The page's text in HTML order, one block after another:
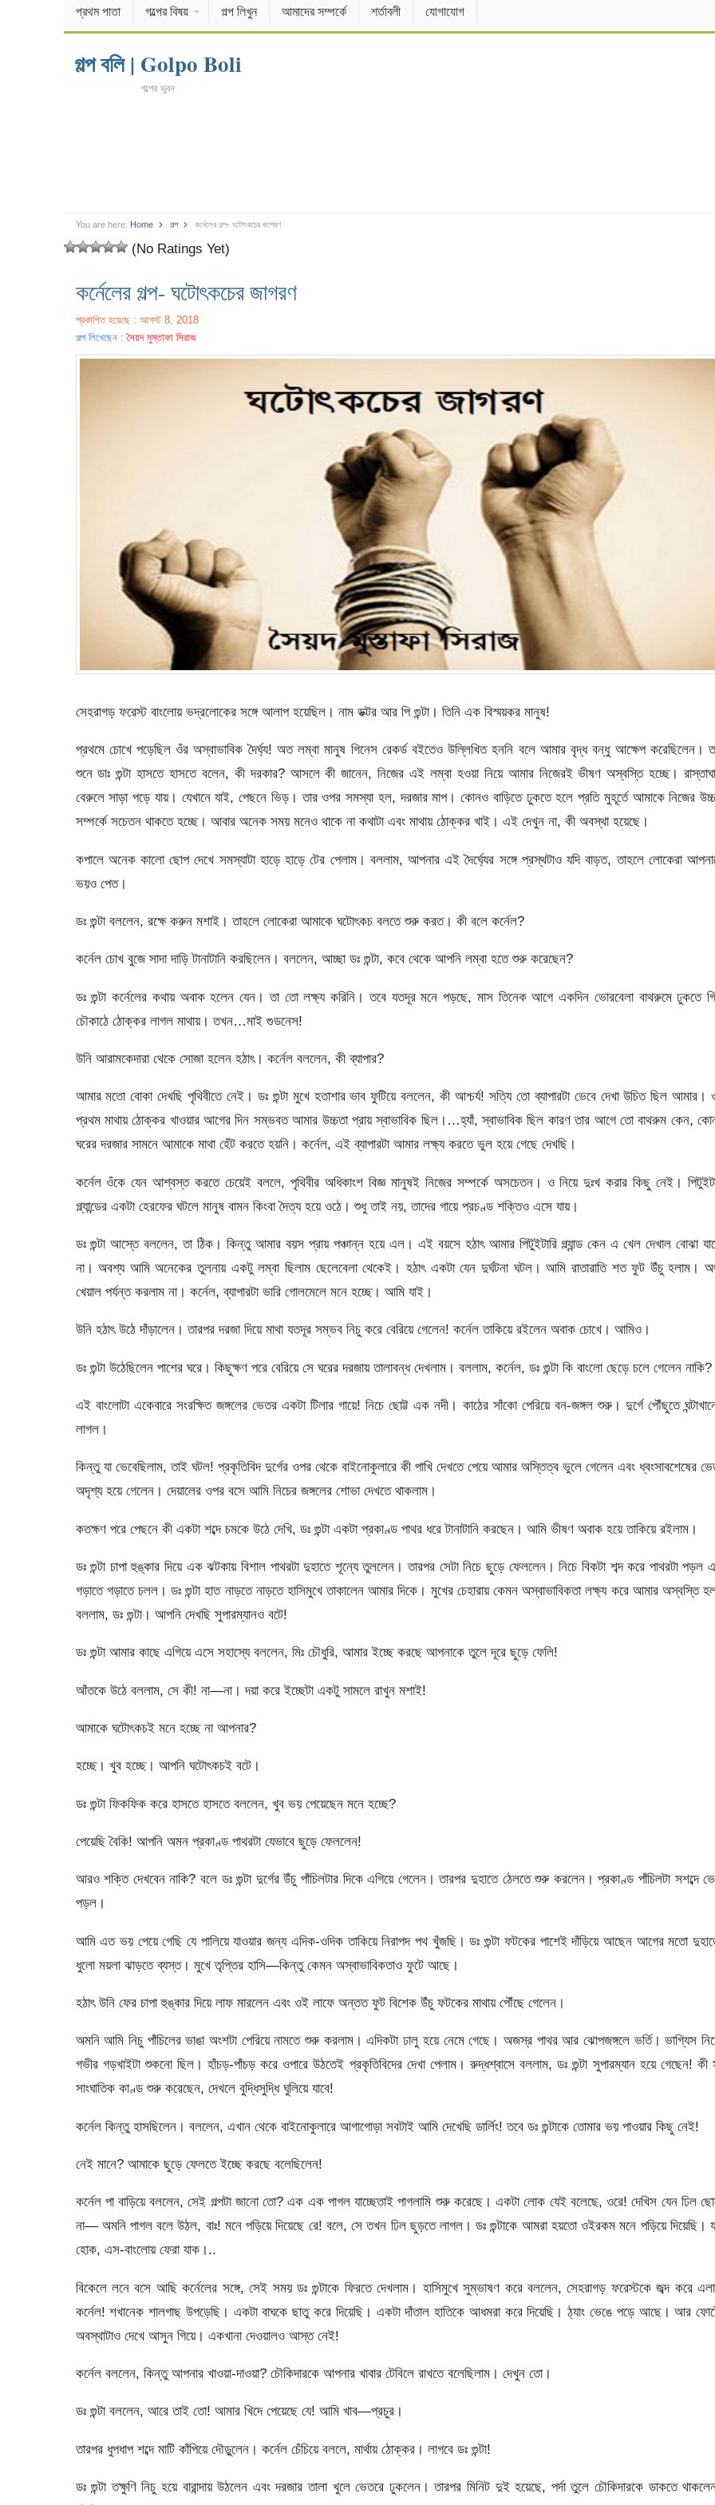
প্রথম পাতা গল্পের বিষয় গল্প লিখুন আমাদের সম্পর্কে শর্তাবলী যোগাযোগ
গল্প বলি | Golpo Boli
গল্পের ভুবন
You are here: Home গল্প কর্নেলের গল্প- ঘটোৎকচের জাগরণ
(No Ratings Yet)
কর্নেলের গল্প- ঘটোৎকচের জাগরণ
প্রকাশিত হয়েছে : আগস্ট 8, 2018
গল্প লিখেছেন :সৈয়দ মুস্তাফা সিরাজ
সেহরাগড় ফরেস্ট বাংলোয় ভদ্রলোকের সঙ্গে আলাপ হয়েছিল। নাম ডক্টর আর পি গুন্টা। তিনি এক বিস্ময়কর মানুষ!
প্রথমে চোখে পড়েছিল ওঁর অস্বাভাবিক দৈর্ঘ্য! অত লম্বা মানুষ গিনেস রেকর্ড বইতেও উল্লিখিত হননি বলে আমার বৃদ্ধ বন্ধু আক্ষেপ করেছিলেন।
শুনে ডাঃ গুন্টা হাসতে হাসতে বলেন, কী দরকার? আসলে কী জানেন, নিজের এই লম্বা হওয়া নিয়ে আমার নিজেরই ভীষণ অস্বস্তি হচ্ছে।
বেরুলে সাড়া পড়ে যায়। যেখানে যাই, পেছনে ভিড়। তার ওপর সমস্যা হল, দরজার মাপ। কোনও বাড়িতে ঢুকতে হলে প্রতি মুহূর্তে আমাকে নিজের
সম্পর্কে সচেতন থাকতে হচ্ছে। আবার অনেক সময় মনেও থাকে না কথাটা এবং মাথায় ঠোক্কর খাই। এই দেখুন না, কী অবস্থা হয়েছে।
কপালে অনেক কালো ছোপ দেখে সমস্যাটা হাড়ে হাড়ে টের পেলাম। বললাম, আপনার এই দৈর্ঘ্যের সঙ্গে প্রস্থটাও যদি বাড়ত, তাহলে লোকেরা
ভয়ও পেত।
ডঃ গুন্টা বললেন, রক্ষে করুন মশাই। তাহলে লোকেরা আমাকে ঘটোৎকচ বলতে শুরু করত। কী বলে কর্নেল?
কর্নেল চোখ বুজে সাদা দাড়ি টানাটানি করছিলেন। বললেন, আচ্ছা ডঃ গুন্টা, কবে থেকে আপনি লম্বা হতে শুরু করেছেন?
ডঃ গুন্টা কর্নেলের কথায় অবাক হলেন যেন। তা তো লক্ষ্য করিনি। তবে যতদূর মনে পড়ছে, মাস তিনেক আগে একদিন ভোরবেলা বাথরুমে ঢুকতে
চৌকাঠে ঠোক্কর লাগল মাথায়। তখন…মাই গুডনেস!
উনি আরামকেদারা থেকে সোজা হলেন হঠাৎ। কর্নেল বললেন, কী ব্যাপার?
আমার মতো বোকা দেখছি পৃথিবীতে নেই। ডঃ গুন্টা মুখে হতাশার ভাব ফুটিয়ে বললেন, কী আশ্চর্য! সত্যি তো ব্যাপারটা ভেবে দেখা উচিত ছিল আমার।
প্রথম মাথায় ঠোক্কর খাওয়ার আগের দিন সম্ভবত আমার উচ্চতা প্রায় স্বাভাবিক ছিল।…হ্যাঁ, স্বাভাবিক ছিল কারণ তার আগে তো বাথরুম কেন,
ঘরের দরজার সামনে আমাকে মাথা হেঁট করতে হয়নি। কর্নেল, এই ব্যাপারটা আমার লক্ষ্য করতে ভুল হয়ে গেছে দেখছি।
কর্নেল ওঁকে যেন আশ্বস্ত করতে চেয়েই বললে, পৃথিবীর অধিকাংশ বিজ্ঞ মানুষই নিজের সম্পর্কে অসচেতন। ও নিয়ে দুঃখ করার কিছু নেই।
গ্ল্যান্ডের একটা হেরফের ঘটলে মানুষ বামন কিংবা দৈত্য হয়ে ওঠে। শুধু তাই নয়, তাদের গায়ে প্রচণ্ড শক্তিও এসে যায়।
ডঃ গুন্টা আস্তে বললেন, তা ঠিক। কিন্তু আমার বয়স প্রায় পঞ্চান্ন হয়ে এল। এই বয়সে হঠাৎ আমার পিটুইটারি গ্ল্যান্ড কেন এ খেল দেখাল বোঝা
না। অবশ্য আমি অনেকের তুলনায় একটু লম্বা ছিলাম ছেলেবেলা থেকেই। হঠাৎ একটা যেন দুর্ঘটনা ঘটল। আমি রাতারাতি শত ফুট উঁচু হলাম।
খেয়াল পর্যন্ত করলাম না। কর্নেল, ব্যাপারটা ভারি গোলমেলে মনে হচ্ছে। আমি যাই।
উনি হঠাৎ উঠে দাঁড়ালেন। তারপর দরজা দিয়ে মাথা যতদূর সম্ভব নিচু করে বেরিয়ে গেলেন! কর্নেল তাকিয়ে রইলেন অবাক চোখে। আমিও।
ডঃ গুন্টা উঠেছিলেন পাশের ঘরে। কিছুক্ষণ পরে বেরিয়ে সে ঘরের দরজায় তালাবন্ধ দেখলাম। বললাম, কর্নেল, ডঃ গুন্টা কি বাংলো ছেড়ে চলে গেলেন নাকি?
এই বাংলোটা একেবারে সংরক্ষিত জঙ্গলের ভেতর একটা টিলার গায়ে! নিচে ছোট্ট এক নদী। কাঠের সাঁকো পেরিয়ে বন-জঙ্গল শুরু। দুর্গে পৌঁছুতে
লাগল।
কিন্তু যা ভেবেছিলাম, তাই ঘটল! প্রকৃতিবিদ দুর্গের ওপর থেকে বাইনোকুলারে কী পাখি দেখতে পেয়ে আমার অস্তিত্ব ভুলে গেলেন এবং ধ্বংসাবশেষের
অদৃশ্য হয়ে গেলেন। দেয়ালের ওপর বসে আমি নিচের জঙ্গলের শোভা দেখতে থাকলাম।
কতক্ষণ পরে পেছনে কী একটা শব্দে চমকে উঠে দেখি, ডঃ গুন্টা একটা প্রকাণ্ড পাথর ধরে টানাটানি করছেন। আমি ভীষণ অবাক হয়ে তাকিয়ে রইলাম।
ডঃ গুন্টা চাপা হুঙ্কার দিয়ে এক ঝটকায় বিশাল পাথরটা দুহাতে শূন্যে তুললেন। তারপর সেটা নিচে ছুড়ে ফেললেন। নিচে বিকটা শব্দ করে পাথরটা পড়ল
গড়াতে গড়াতে চলল। ডঃ গুন্টা হাত নাড়তে নাড়তে হাসিমুখে তাকালেন আমার দিকে। মুখের চেহারায় কেমন অস্বাভাবিকতা লক্ষ্য করে আমার অস্বস্তি
বললাম, ডঃ গুন্টা। আপনি দেখছি সুপারম্যানও বটে!
ডঃ গুন্টা আমার কাছে এগিয়ে এসে সহাস্যে বললেন, মিঃ চৌধুরি, আমার ইচ্ছে করছে আপনাকে তুলে দূরে ছুড়ে ফেলি!
আঁতকে উঠে বললাম, সে কী! না—না। দয়া করে ইচ্ছেটা একটু সামলে রাখুন মশাই!
আমাকে ঘটোৎকচই মনে হচ্ছে না আপনার?
হচ্ছে। খুব হচ্ছে। আপনি ঘটোৎকচই বটে।
ডঃ গুন্টা ফিকফিক করে হাসতে হাসতে বললেন, খুব ভয় পেয়েছেন মনে হচ্ছে?
পেয়েছি বৈকি! আপনি অমন প্রকাণ্ড পাথরটা যেভাবে ছুড়ে ফেললেন!
আরও শক্তি দেখবেন নাকি? বলে ডঃ গুন্টা দুর্গের উঁচু পাঁচিলটার দিকে এগিয়ে গেলেন। তারপর দুহাতে ঠেলতে শুরু করলেন। প্রকাণ্ড পাঁচিলটা সশব্দে
পড়ল।
আমি এত ভয় পেয়ে গেছি যে পালিয়ে যাওয়ার জন্য এদিক-ওদিক তাকিয়ে নিরাপদ পথ খুঁজছি। ডঃ গুন্টা ফটকের পাশেই দাঁড়িয়ে আছেন আগের মতো
ধুলো ময়লা ঝাড়তে ব্যস্ত। মুখে তৃপ্তির হাসি—কিন্তু কেমন অস্বাভাবিকতাও ফুটে আছে।
হঠাৎ উনি ফের চাপা হুঙ্কার দিয়ে লাফ মারলেন এবং ওই লাফে অন্তত ফুট বিশেক উঁচু ফটকের মাথায় পৌঁছে গেলেন।
অমনি আমি নিচু পাঁচিলের ভাঙা অংশটা পেরিয়ে নামতে শুরু করলাম। এদিকটা ঢালু হয়ে নেমে গেছে। অজস্র পাথর আর ঝোপজঙ্গলে ভর্তি। ভাগ্যিস
গভীর গড়খাইটা শুকনো ছিল। হাঁচড়-পাঁচড় করে ওপারে উঠতেই প্রকৃতিবিদের দেখা পেলাম। রুদ্ধশ্বাসে বললাম, ডঃ গুন্টা সুপারম্যান হয়ে গেছেন! কী
সাংঘাতিক কাণ্ড শুরু করেছেন, দেখলে বুদ্ধিসুদ্ধি ঘুলিয়ে যাবে!
কর্নেল কিন্তু হাসছিলেন। বললেন, এখান থেকে বাইনোকুলারে আগাগোড়া সবটাই আমি দেখেছি ডার্লিং! তবে ডঃ গুন্টাকে তোমার ভয় পাওয়ার কিছু নেই!
নেই মানে? আমাকে ছুড়ে ফেলতে ইচ্ছে করছে বলেছিলেন!
কর্নেল পা বাড়িয়ে বললেন, সেই গল্পটা জানো তো? এক এক পাগল যাচ্ছেতাই পাগলামি শুরু করেছে। একটা লোক যেই বলেছে, ওরে! দেখিস যেন ঢিল
না— অমনি পাগল বলে উঠল, বাঃ! মনে পড়িয়ে দিয়েছে রে! বলে, সে তখন ঢিল ছুড়তে লাগল। ডঃ গুন্টাকে আমরা হয়তো ওইরকম মনে পড়িয়ে দিয়েছি।
হোক, এস-বাংলোয় ফেরা যাক।..
বিকেলে লনে বসে আছি কর্নেলের সঙ্গে, সেই সময় ডঃ গুন্টাকে ফিরতে দেখলাম। হাসিমুখে সুম্ভাষণ করে বললেন, সেহরাগড় ফরেস্টকে জব্দ করে
কর্নেল! শখানেক শালগাছ উপড়েছি। একটা বাঘকে ছাতু করে দিয়েছি। একটা দাঁতাল হাতিকে আধমরা করে দিয়েছি। ঠ্যাং ভেঙে পড়ে আছে। আর
অবস্থাটাও দেখে আসুন গিয়ে। একখানা দেওয়ালও আস্ত নেই!
কর্নেল বললেন, কিন্তু আপনার খাওয়া-দাওয়া? চৌকিদারকে আপনার খাবার টেবিলে রাখতে বলেছিলাম। দেখুন তো।
ডঃ গুন্টা বললেন, আরে তাই তো! আমার খিদে পেয়েছে যে! আমি খাব—প্রচুর।
তারপর ধুপধাপ শব্দে মাটি কাঁপিয়ে দৌড়ুলেন। কর্নেল চেঁচিয়ে বললে, মার্থায় ঠোক্কর। লাগবে ডঃ গুন্টা!
ডঃ গুন্টা তক্ষুণি নিচু হয়ে বারান্দায় উঠলেন এবং দরজার তালা খুলে ভেতরে ঢুকলেন। তারপর মিনিট দুই হয়েছে, পর্দা তুলে চৌকিদারকে ডাকতে